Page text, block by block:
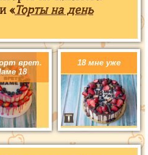
«Торты на день
врет.
18
18 мне уже